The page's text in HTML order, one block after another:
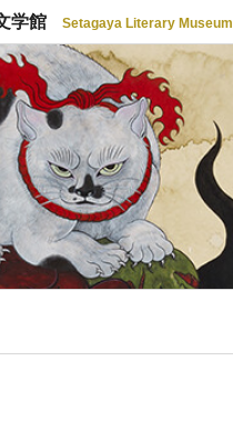
学館 Setagaya Literary Museum